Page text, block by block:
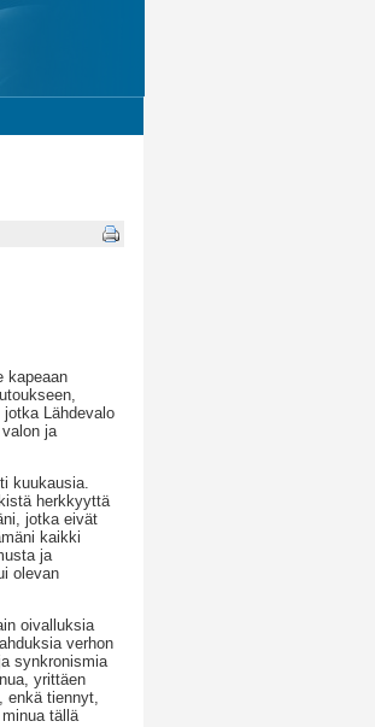
kapeaan
Lähdevalo
ja
kuukausia.
herkkyyttä
jotka eivät
kaikki
ja
olevan
oivalluksia
verhon
synkronismia
yrittäen
enkä tiennyt,
tällä